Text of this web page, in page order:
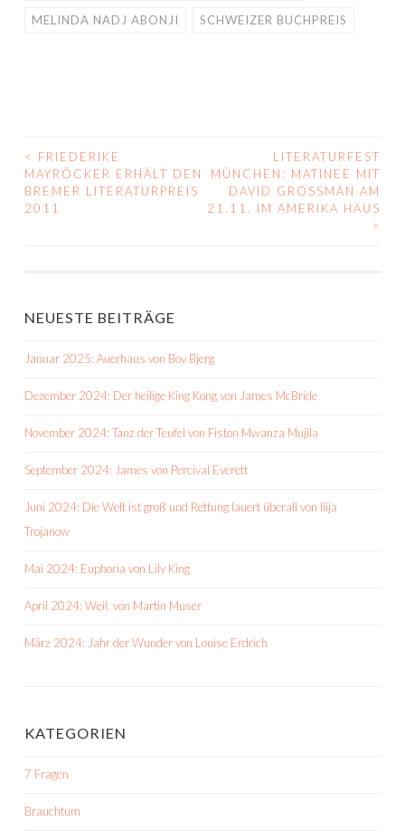
MELINDA NADJ ABONJI SCHWEIZER BUCHPREIS
BEITRAGS-
NAVIGATION
<
FRIEDERIKE
MAYRÖCKER ERHÄLT DEN
BREMER LITERATURPREIS
2011
LITERATURFEST
MÜNCHEN: MATINEE MIT
DAVID GROSSMAN AM
21.11. IM AMERIKA HAUS
>
NEUESTE BEITRÄGE
Januar 2025: Auerhaus von Bov Bjerg
Dezember 2024: Der heilige King Kong von James McBride
November 2024: Tanz der Teufel von Fiston Mwanza Mujila
September 2024: James von Percival Everett
Juni 2024: Die Welt ist groß und Rettung lauert überall von Ilija
Trojanow
Mai 2024: Euphoria von Lily King
April 2024: Weil. von Martin Muser
März 2024: Jahr der Wunder von Louise Erdrich
KATEGORIEN
7 Fragen
Brauchtum